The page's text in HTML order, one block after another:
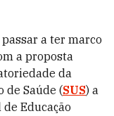
a ter marco
a proposta
da
de Saúde (SUS) a
Educação